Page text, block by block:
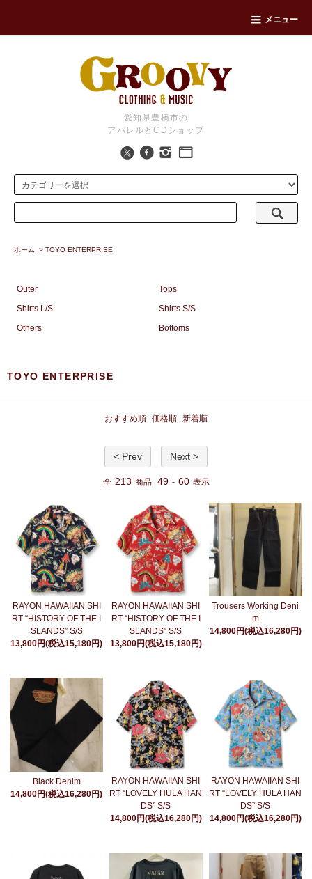
メニュー
愛知県豊橋市の
アパレルとCDショップ
ホーム > TOYO ENTERPRISE
Outer
Tops
Shirts L/S
Shirts S/S
Others
Bottoms
TOYO ENTERPRISE
おすすめ順 価格順 新着順
< Prev Next >
全 213 商品 49 - 60 表示
RAYON HAWAIIAN SHI
RT “HISTORY OF THE I
SLANDS” S/S
13,800円(税込15,180円)
RAYON HAWAIIAN SHI
RT “HISTORY OF THE I
SLANDS” S/S
13,800円(税込15,180円)
Trousers Working Deni
m
14,800円(税込16,280円)
Black Denim
14,800円(税込16,280円)
RAYON HAWAIIAN SHI
RT “LOVELY HULA HAN
DS” S/S
14,800円(税込16,280円)
RAYON HAWAIIAN SHI
RT “LOVELY HULA HAN
DS” S/S
14,800円(税込16,280円)